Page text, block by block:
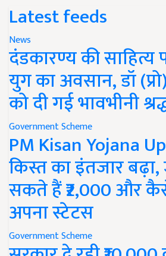
Latest feeds
News
दंडकारण्य की
युग का अवसान, डॉ
को दी गई भावभीनी
Government Scheme
PM Kisan Yojana
किस्त का इंतजार
सकते हैं ₹2,000 और
अपना स्टेटस
Government Scheme